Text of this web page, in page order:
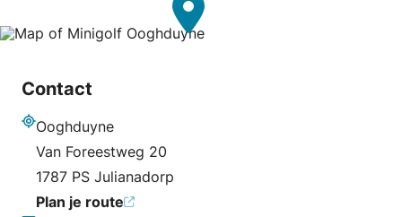
Contact
Adres
Ooghduyne
Van Foreestweg 20
1787 PS Julianadorp
Plan je route